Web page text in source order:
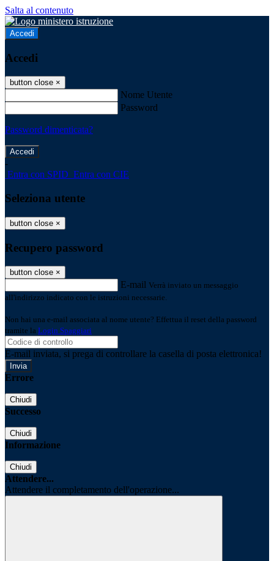
Salta al contenuto
Accedi
Accedi
button close ×
Nome Utente
Password
Password dimenticata?
-
Entra con SPID Entra con CIE
Seleziona utente
button close ×
Recupero password
button close ×
E-mail Verrà inviato un messaggio
all'indirizzo indicato con le istruzioni necessarie.
Non hai una e-mail associata al nome utente? Effettua il reset della password
tramite la Login Spaggiari
E-mail inviata, si prega di controllare la casella di posta elettronica!
Errore
Chiudi
Successo
Chiudi
Informazione
Chiudi
Attendere...
Attendere il completamento dell'operazione...